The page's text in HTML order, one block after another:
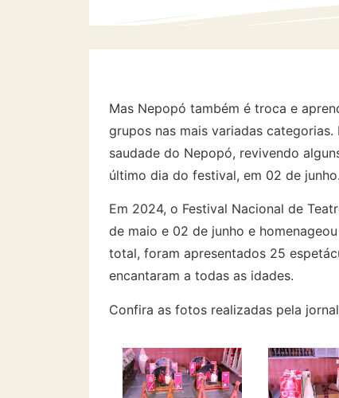
Mas Nepopó também é troca e
grupos nas mais variadas
saudade do Nepopó, revivendo
último dia do festival, em 02 de junho.
Em 2024, o Festival Nacional de
de maio e 02 de junho e
total, foram apresentados 25
encantaram a todas as idades.
Confira as fotos realizadas pela